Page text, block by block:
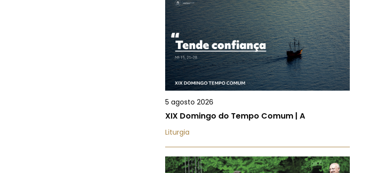
5 agosto 2026
XIX Domingo do Tempo Comum | A
Liturgia